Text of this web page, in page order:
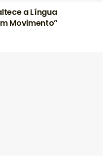
a Língua
Movimento”